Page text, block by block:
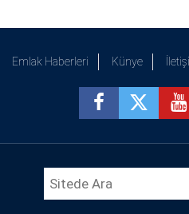
Emlak Haberleri Künye